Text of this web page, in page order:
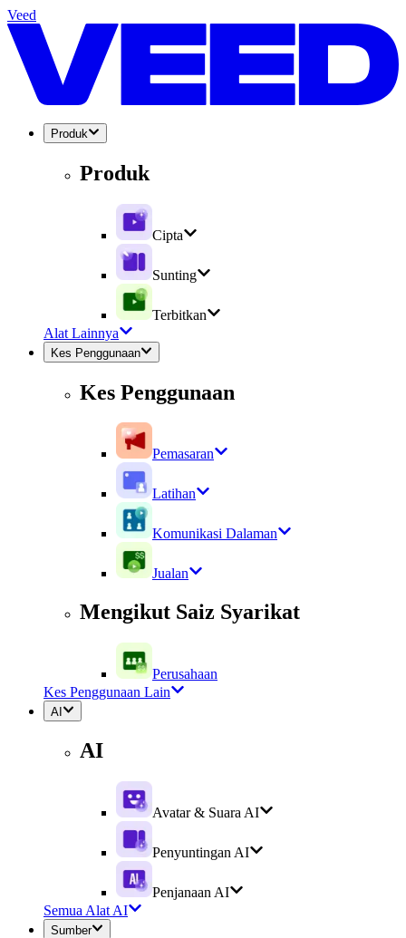
Veed
Produk
Produk
Cipta
Sunting
Terbitkan
Alat Lainnya
Kes Penggunaan
Kes Penggunaan
Pemasaran
Latihan
Komunikasi Dalaman
Jualan
Mengikut Saiz Syarikat
Perusahaan
Kes Penggunaan Lain
AI
AI
Avatar & Suara AI
Penyuntingan AI
Penjanaan AI
Semua Alat AI
Sumber